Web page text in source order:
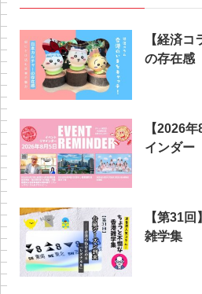
【経済
の存在感
【2026
インダー
【第31
雑学集